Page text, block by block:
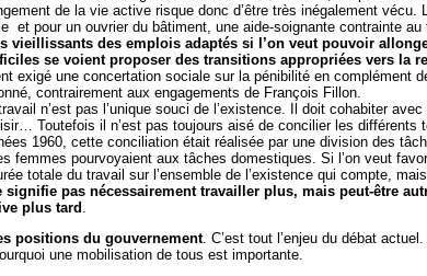
de la vie active risque donc d’être très inégalement
et pour un ouvrier du bâtiment, une aide-soignante contrainte au
vieillissants des emplois adaptés si l’on veut pouvoir
se voient proposer des transitions appropriées vers la
exigé une concertation sociale sur la pénibilité en complément
contrairement aux engagements de François Fillon.
n’est pas l’unique souci de l’existence. Il doit cohabiter avec
Toutefois il n’est pas toujours aisé de concilier les différents
1960, cette conciliation était réalisée par une division des
femmes pourvoyaient aux tâches domestiques. Si l’on veut
totale du travail sur l’ensemble de l’existence qui compte,
pas nécessairement travailler plus, mais peut-être
plus tard
positions du gouvernement. C’est tout l’enjeu du débat
une mobilisation de tous est importante.